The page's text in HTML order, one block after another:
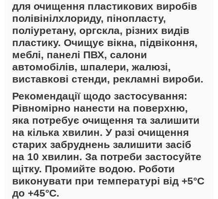
для очищення пластикових виробів
полівінілхлориду, пінопласту,
поліуретану, оргскла, різних видів
пластику. Очищує вікна, підвіконня,
меблі, панелі ПВХ, салони
автомобілів, шпалери, жалюзі,
виставкові стенди, рекламні вироби.
Рекомендації щодо застосування:
Рівномірно нанести на поверхню,
яка потребує очищення та залишити
на кілька хвилин. У разі очищення
старих забруднень залишити засіб
на 10 хвилин. За потреби застосуйте
щітку. Промийте водою. Роботи
виконувати при температурі від +5°С
до +45°С.